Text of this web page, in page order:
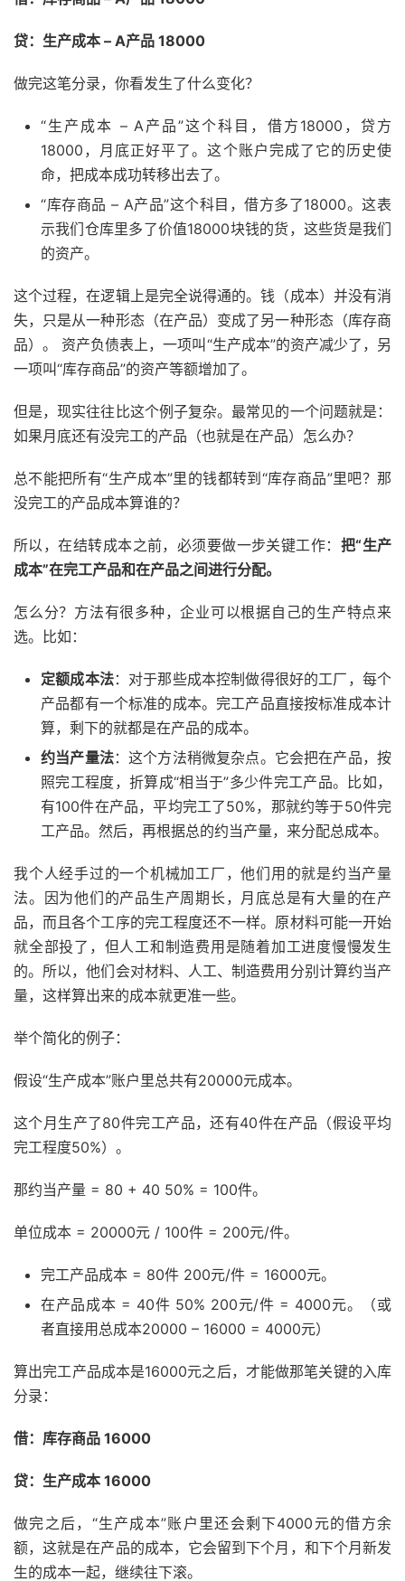
贷：生产成本 – A产品 18000
做完这笔分录，你看发生了什么变化？
“生产成本 – A产品”这个科目，借方18000，贷方
18000，月底正好平了。这个账户完成了它的历史使
命，把成本成功转移出去了。
“库存商品 – A产品”这个科目，借方多了18000。这表
示我们仓库里多了价值18000块钱的货，这些货是我们
的资产。
这个过程，在逻辑上是完全说得通的。钱（成本）并没有消
失，只是从一种形态（在产品）变成了另一种形态（库存商
品）。 资产负债表上，一项叫“生产成本”的资产减少了，另
一项叫“库存商品”的资产等额增加了。
但是，现实往往比这个例子复杂。最常见的一个问题就是：
如果月底还有没完工的产品（也就是在产品）怎么办？
总不能把所有“生产成本”里的钱都转到“库存商品”里吧？那
没完工的产品成本算谁的？
所以，在结转成本之前，必须要做一步关键工作： 把“生产
成本”在完工产品和在产品之间进行分配。
怎么分？方法有很多种，企业可以根据自己的生产特点来
选。比如：
定额成本法：对于那些成本控制做得很好的工厂，每个
产品都有一个标准的成本。完工产品直接按标准成本计
算，剩下的就都是在产品的成本。
约当产量法：这个方法稍微复杂点。它会把在产品，按
照完工程度，折算成“相当于”多少件完工产品。比如，
有100件在产品，平均完工了50%，那就约等于50件完
工产品。然后，再根据总的约当产量，来分配总成本。
我个人经手过的一个机械加工厂，他们用的就是约当产量
法。因为他们的产品生产周期长，月底总是有大量的在产
品，而且各个工序的完工程度还不一样。原材料可能一开始
就全部投了，但人工和制造费用是随着加工进度慢慢发生
的。所以，他们会对材料、人工、制造费用分别计算约当产
量，这样算出来的成本就更准一些。
举个简化的例子：
假设“生产成本”账户里总共有20000元成本。
这个月生产了80件完工产品，还有40件在产品（假设平均
完工程度50%）。
那约当产量 = 80 + 40 50% = 100件。
单位成本 = 20000元 / 100件 = 200元/件。
完工产品成本 = 80件 200元/件 = 16000元。
在产品成本 = 40件 50% 200元/件 = 4000元。（或
者直接用总成本20000 – 16000 = 4000元）
算出完工产品成本是16000元之后，才能做那笔关键的入库
分录：
借：库存商品 16000
贷：生产成本 16000
做完之后，“生产成本”账户里还会剩下4000元的借方余
额，这就是在产品的成本，它会留到下个月，和下个月新发
生的成本一起，继续往下滚。